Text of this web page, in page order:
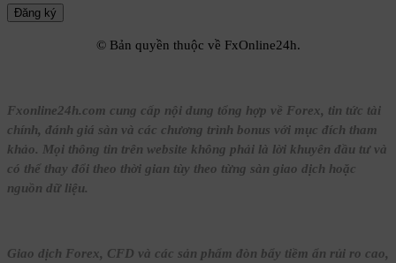
© Bản quyền thuộc về FxOnline24h.
Fxonline24h.com cung cấp nội dung tổng hợp về Forex, tin tức tài
chính, đánh giá sàn và các chương trình bonus với mục đích tham
khảo. Mọi thông tin trên website không phải là lời khuyên đầu tư và
có thể thay đổi theo thời gian tùy theo từng sàn giao dịch hoặc
nguồn dữ liệu.
Giao dịch Forex, CFD và các sản phẩm đòn bẩy tiềm ẩn rủi ro cao,